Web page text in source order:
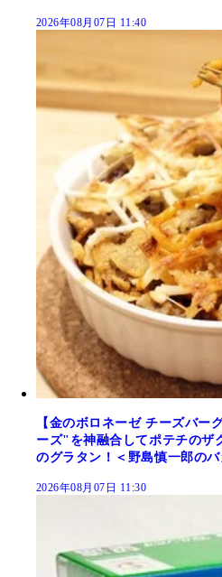
2026年08月07日 11:40
【金のボロネーゼ チーズバー
ーズ"を神融合してポテチのザ
のグラタン！＜野島慎一郎のバ
2026年08月07日 11:30